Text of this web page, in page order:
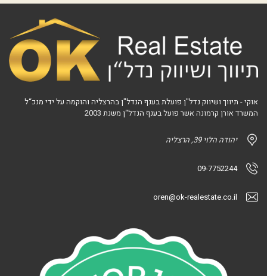
אוקי - תיווך ושיווק נדל"ן פועלת בענף הנדל"ן בהרצליה והוקמה על ידי מנכ“ל
המשרד אורן קרמונה אשר פועל בענף הנדל“ן משנת 2003
יהודה הלוי 39, הרצליה
09-7752244
oren@ok-realestate.co.il